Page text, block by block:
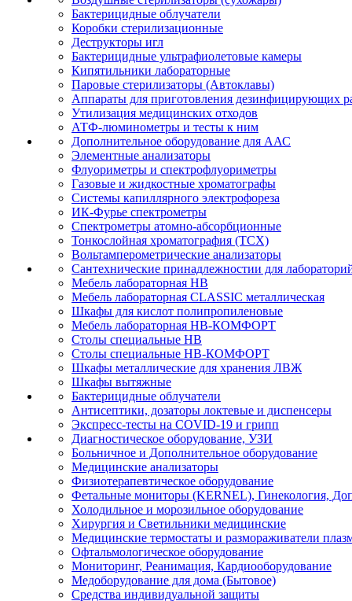
Бактерицидные облучатели
Коробки стерилизационные
Деструкторы игл
Бактерицидные ультрафиолетовые камеры
Кипятильники лабораторные
Паровые стерилизаторы (Автоклавы)
Аппараты для приготовления дезинфицирующих
Утилизация медицинских отходов
АТФ-люминометры и тесты к ним
Дополнительное оборудование для ААС
Элементные анализаторы
Флуориметры и спектрофлуориметры
Газовые и жидкостные хроматографы
Системы капиллярного электрофореза
ИК-Фурье спектрометры
Спектрометры атомно-абсорбционные
Тонкослойная хроматография (ТСХ)
Вольтамперометрические анализаторы
Сантехнические принадлежностии для
Мебель лабораторная НВ
Мебель лабораторная CLASSIC металлическая
Шкафы для кислот полипропиленовые
Мебель лабораторная НВ-КОМФОРТ
Столы специальные НВ
Столы специальные НВ-КОМФОРТ
Шкафы металлические для хранения ЛВЖ
Шкафы вытяжные
Бактерицидные облучатели
Антисептики, дозаторы локтевые и диспенсеры
Экспресс-тесты на COVID-19 и грипп
Диагностическое оборудование, УЗИ
Больничное и Дополнительное оборудование
Медицинские анализаторы
Физиотерапевтическое оборудование
Фетальные мониторы (KERNEL), Гинекология,
Холодильное и морозильное оборудование
Хирургия и Светильники медицинские
Медицинские термостаты и размораживатели
Офтальмологическое оборудование
Мониторинг, Реанимация, Кардиооборудование
Медоборудование для дома (Бытовое)
Средства индивидуальной защиты